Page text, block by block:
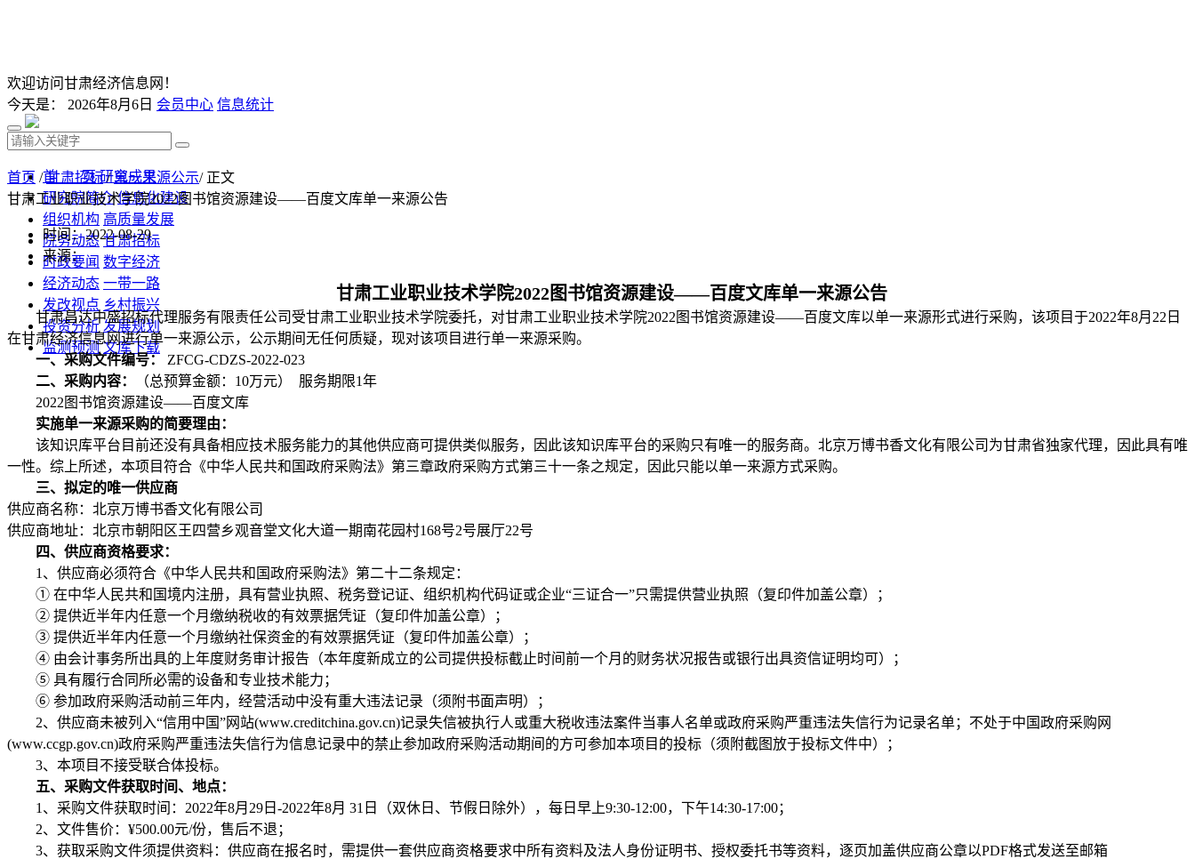
欢迎访问甘肃经济信息网！
今天是： 2026年8月6日 会员中心 信息统计
首 页 研究成果
研究院简介 信息化建设
组织机构 高质量发展
院务动态 甘肃招标
时政要闻 数字经济
经济动态 一带一路
发改视点 乡村振兴
投资分析 发展规划
监测预测 文库下载
首页 /甘肃招标/单一来源公示/ 正文
甘肃工业职业技术学院2022图书馆资源建设——百度文库单一来源公告
时间：2022-08-29
来源：
甘肃工业职业技术学院2022图书馆资源建设——百度文库单一来源公告
甘肃昌达中盛招标代理服务有限责任公司受甘肃工业职业技术学院委托，对甘肃工业职业技术学院2022图书馆资源建设——百度文库以单一来源形式进行采购，该项目于2022年8月22日
在甘肃经济信息网进行单一来源公示，公示期间无任何质疑，现对该项目进行单一来源采购。
一、采购文件编号：
ZFCG-CDZS-2022-023
二、采购内容：
（总预算金额：10万元） 服务期限1年
2022图书馆资源建设——百度文库
实施单一来源采购的简要理由：
该知识库平台目前还没有具备相应技术服务能力的其他供应商可提供类似服务，因此该知识库平台的采购只有唯一的服务商。北京万博书香文化有限公司为甘肃省独家代理，因此具有唯
一性。综上所述，本项目符合《中华人民共和国政府采购法》第三章政府采购方式第三十一条之规定，因此只能以单一来源方式采购。
三、拟定的唯一供应商
供应商名称：北京万博书香文化有限公司
供应商地址：北京市朝阳区王四营乡观音堂文化大道一期南花园村168号2号展厅22号
四、供应商资格要求：
1、供应商必须符合《中华人民共和国政府采购法》第二十二条规定：
① 在中华人民共和国境内注册，具有营业执照、税务登记证、组织机构代码证或企业“三证合一”只需提供营业执照（复印件加盖公章）；
② 提供近半年内任意一个月缴纳税收的有效票据凭证（复印件加盖公章）；
③ 提供近半年内任意一个月缴纳社保资金的有效票据凭证（复印件加盖公章）；
④ 由会计事务所出具的上年度财务审计报告（本年度新成立的公司提供投标截止时间前一个月的财务状况报告或银行出具资信证明均可）；
⑤ 具有履行合同所必需的设备和专业技术能力；
⑥ 参加政府采购活动前三年内，经营活动中没有重大违法记录（须附书面声明）；
2、供应商未被列入“信用中国”网站(www.creditchina.gov.cn)记录失信被执行人或重大税收违法案件当事人名单或政府采购严重违法失信行为记录名单；不处于中国政府采购网
(www.ccgp.gov.cn)政府采购严重违法失信行为信息记录中的禁止参加政府采购活动期间的方可参加本项目的投标（须附截图放于投标文件中）；
3、本项目不接受联合体投标。
五、采购文件获取时间、地点：
1、采购文件获取时间：2022年8月29日-2022年8月 31日（双休日、节假日除外），每日早上9:30-12:00，下午14:30-17:00；
2、文件售价：¥500.00元/份，售后不退；
3、获取采购文件须提供资料：供应商在报名时，需提供一套供应商资格要求中所有资料及法人身份证明书、授权委托书等资料，逐页加盖供应商公章以PDF格式发送至邮箱